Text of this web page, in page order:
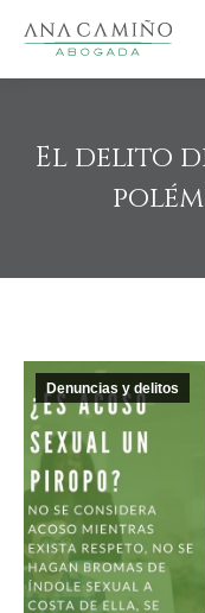
El delito
Denuncias y delitos